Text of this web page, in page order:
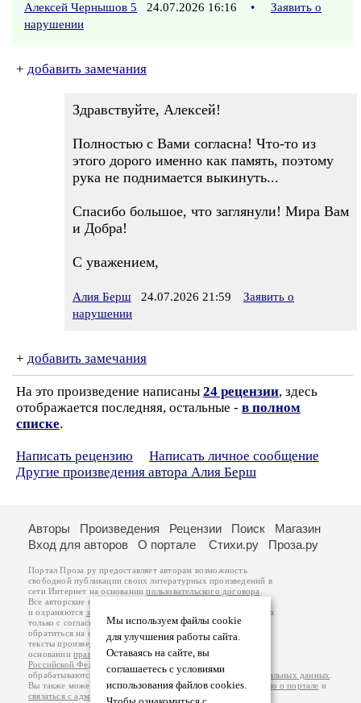
Алексей Чернышов 5 24.07.2026 16:16 •
Заявить о
нарушении
+ добавить замечания
Здравствуйте, Алексей!
Полностью с Вами согласна! Что-то из
этого дорого именно как память, поэтому
рука не поднимается выкинуть...
Спасибо большое, что заглянули! Мира Вам
и Добра!
С уважением,
Алия Берш 24.07.2026 21:59
Заявить о
нарушении
+ добавить замечания
На это произведение написаны 24 рецензии, здесь
отображается последняя, остальные - в полном
списке.
Написать рецензию
Написать личное сообщение
Другие произведения автора Алия Берш
Мы используем файлы cookie
для улучшения работы сайта.
Оставаясь на сайте, вы
соглашаетесь с условиями
использования файлов cookies.
Авторы Произведения Рецензии Поиск
Магазин
Вход для авторов
О портале Стихи.ру Проза.ру
Портал Проза.ру предоставляет авторам возможность
свободной публикации своих литературных произведений в
сети Интернет на основаниипользовательского договора
Все авторские права на произведения принадлежат авторам
и охраняются законом
. Перепечатка произведений возможна
только с согласия его автора, к которому вы можете
обратиться на его авторской странице. Ответственность за
тексты произведений авторы несут самостоятельно на
основанииправил публикацииизаконодательства
Российской Федерации
обрабатываются на основанииПолитики обработки персональных данных
Вы также можете посмотреть более подробнуюинформацию о портале и
связаться с администрацией